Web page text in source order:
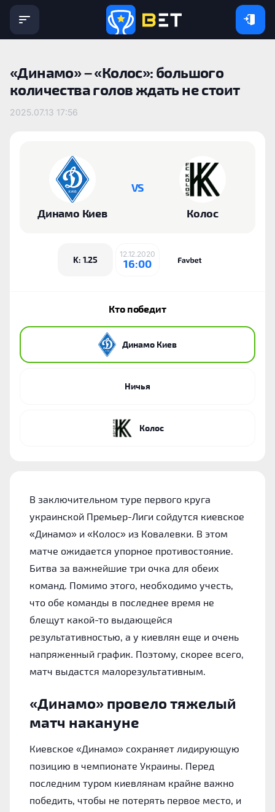
«Динамо‎» – «‎Колос»: большого
количества голов ждать не стоит
2025.07.13 17:56
Динамо Киев
VS
Колос
K: 1.25
12.12.2020
16:00
Кто победит
Динамо Киев
Ничья
Колос
В заключительном туре первого круга
украинской Премьер-Лиги сойдутся киевское
«‎Динамо» и «‎Колос» из Ковалевки. В этом
матче ожидается упорное противостояние.
Битва за важнейшие три очка для обеих
команд. Помимо этого, необходимо учесть,
что обе команды в последнее время не
блещут какой-то выдающейся
результативностью, а у киевлян еще и очень
напряженный график. Поэтому, скорее всего,
матч выдастся малорезультативным.
«‎Динамо» провело тяжелый
матч накануне
Киевское «‎Динамо» сохраняет лидирующую
позицию в чемпионате Украины. Перед
последним туром киевлянам крайне важно
победить, чтобы не потерять первое место, и